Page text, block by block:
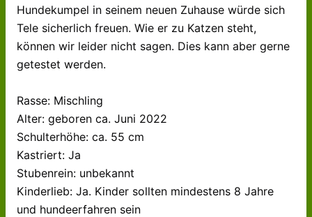
Hundekumpel in seinem neuen Zuhause würde sich
Tele sicherlich freuen. Wie er zu Katzen steht,
können wir leider nicht sagen. Dies kann aber gerne
getestet werden.
Rasse: Mischling
Alter: geboren ca. Juni 2022
Schulterhöhe: ca. 55 cm
Kastriert: Ja
Stubenrein: unbekannt
Kinderlieb: Ja. Kinder sollten mindestens 8 Jahre
und hundeerfahren sein